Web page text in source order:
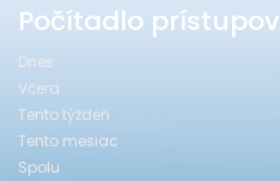
Počítadlo prístupov
Dnes
Včera
Tento týždeň
Tento mesiac
Spolu